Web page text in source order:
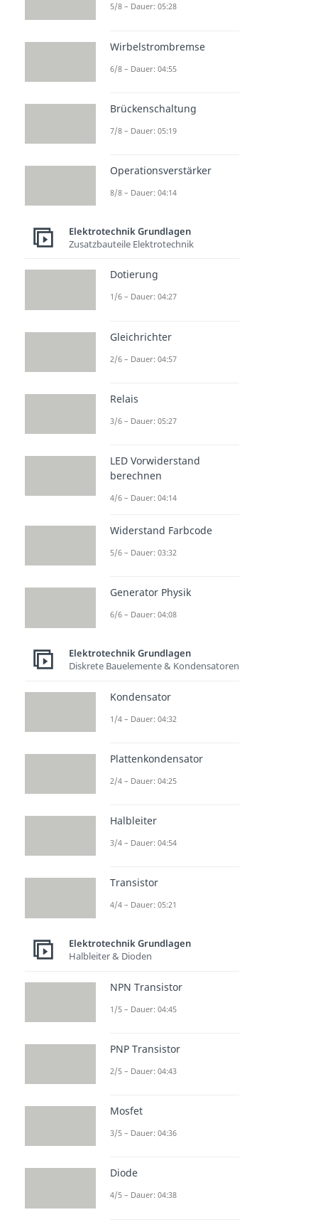
5/8 – Dauer: 05:28
Wirbelstrombremse
6/8 – Dauer: 04:55
Brückenschaltung
7/8 – Dauer: 05:19
Operationsverstärker
8/8 – Dauer: 04:14
Elektrotechnik Grundlagen
Zusatzbauteile Elektrotechnik
Dotierung
1/6 – Dauer: 04:27
Gleichrichter
2/6 – Dauer: 04:57
Relais
3/6 – Dauer: 05:27
LED Vorwiderstand
berechnen
4/6 – Dauer: 04:14
Widerstand Farbcode
5/6 – Dauer: 03:32
Generator Physik
6/6 – Dauer: 04:08
Elektrotechnik Grundlagen
Diskrete Bauelemente & Kondensatoren
Kondensator
1/4 – Dauer: 04:32
Plattenkondensator
2/4 – Dauer: 04:25
Halbleiter
3/4 – Dauer: 04:54
Transistor
4/4 – Dauer: 05:21
Elektrotechnik Grundlagen
Halbleiter & Dioden
NPN Transistor
1/5 – Dauer: 04:45
PNP Transistor
2/5 – Dauer: 04:43
Mosfet
3/5 – Dauer: 04:36
Diode
4/5 – Dauer: 04:38